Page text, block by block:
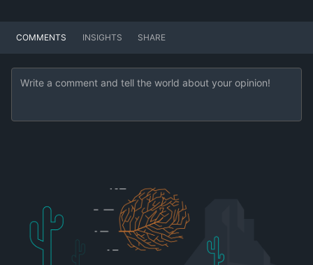
COMMENTS INSIGHTS SHARE